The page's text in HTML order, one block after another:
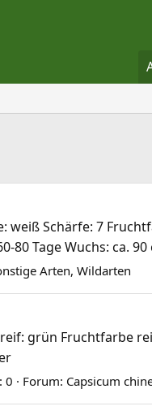
weiß Schärfe: 7
Tage Wuchs: ca. 90
Arten, Wildarten
grün Fruchtfarbe
0 Forum: Capsicum